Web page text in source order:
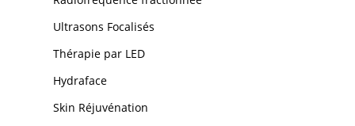
Ultrasons Focalisés
Thérapie par LED
Hydraface
Skin Réjuvénation